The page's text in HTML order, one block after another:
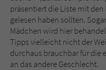
präsentiert die Liste mit
gelesen haben sollten.
Mädchen wird hier
Tipps vielleicht nicht der
durchaus brauchbar für die
an das andere Geschlecht.